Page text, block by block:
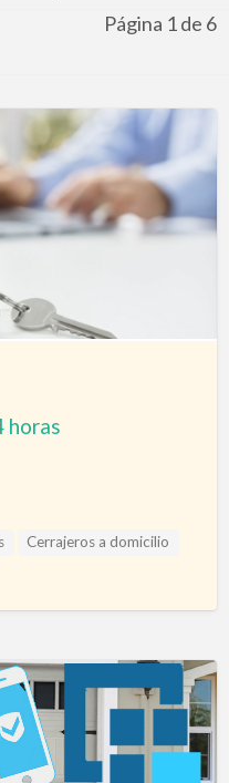
Página 1 de 6
horas
Cerrajeros a domicilio
Almería
Cádiz
Castellón